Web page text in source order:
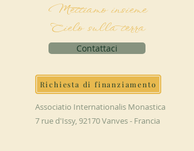
Mettiamo insieme
Cielo sulla terra
Contattaci
Richiesta di finanziamento
Associatio Internationalis Monastica
7 rue d'Issy, 92170 Vanves - Francia